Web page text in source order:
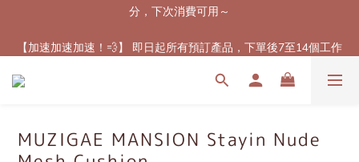
【最新免郵優惠！🚚】滿$800（折扣後總額）包順豐站或櫃自取
郵費！（只限香港地區）
分，下次消費可用～
【加速加速加速！💨】 即日起所有預訂產品，下單後7至14個工作
天內到港！✈️（除了個別官方特定發貨時間產品）
MUZIGAE MANSION Stayin Nude